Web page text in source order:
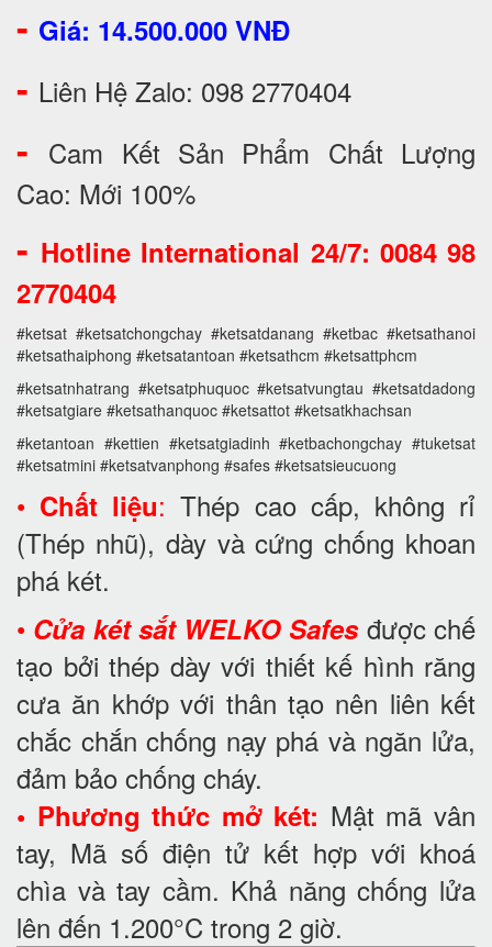
- Giá: 14.500.000 VNĐ
- Liên Hệ Zalo: 098 2770404
- Cam Kết Sản Phẩm Chất Lượng
Cao: Mới 100%
- Hotline International 24/7: 0084 98
2770404
#ketsat #ketsatchongchay #ketsatdanang #ketbac #ketsathanoi
#ketsathaiphong #ketsatantoan #ketsathcm #ketsattphcm
#ketsatnhatrang #ketsatphuquoc #ketsatvungtau #ketsatdadong
#ketsatgiare #ketsathanquoc #ketsattot #ketsatkhachsan
#ketantoan #kettien #ketsatgiadinh #ketbachongchay #tuketsat
#ketsatmini #ketsatvanphong #safes #ketsatsieucuong
• Chất liệu: Thép cao cấp, không rỉ
(Thép nhũ), dày và cứng chống khoan
phá két.
• Cửa két sắt WELKO Safesđược chế
tạo bởi thép dày với thiết kế hình răng
cưa ăn khớp với thân tạo nên liên kết
chắc chắn chống nạy phá và ngăn lửa,
đảm bảo chống cháy.
• Phương thức mở két: Mật mã vân
tay, Mã số điện tử kết hợp với khoá
chìa và tay cầm. Khả năng chống lửa
lên đến 1.200°C trong 2 giờ.